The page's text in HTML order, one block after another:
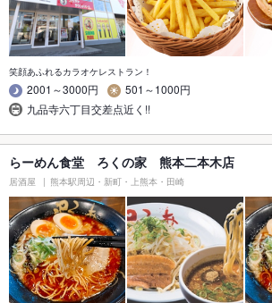
笑顔あふれるカラオケレストラン！
2001～3000円
501～1000円
九品寺六丁目交差点近く!!
らーめん食堂 ろくの家 熊本二本木店
居酒屋 熊本駅周辺・新町・上熊本・田崎